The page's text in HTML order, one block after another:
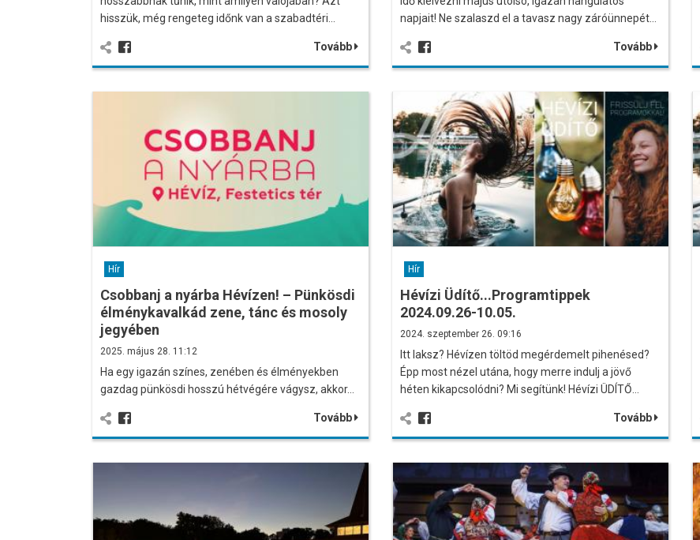
hisszük, még rengeteg időnk van a szabadtéri…
Tovább
napjait! Ne szalaszd el a tavasz nagy záróünnepét…
Tovább
Hír
Csobbanj a nyárba Hévízen! – Pünkösdi
élménykavalkád zene, tánc és mosoly
jegyében
2025. május 28. 11:12
Ha egy igazán színes, zenében és élményekben
gazdag pünkösdi hosszú hétvégére vágysz, akkor…
Tovább
Hír
Hévízi Üdítő...Programtippek
2024.09.26-10.05.
2024. szeptember 26. 09:16
Itt laksz? Hévízen töltöd megérdemelt pihenésed?
Épp most nézel utána, hogy merre indulj a jövő
héten kikapcsolódni? Mi segítünk! Hévízi ÜDÍTŐ…
Tovább